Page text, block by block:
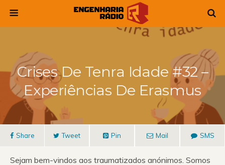
Crises De Tenra Idade #32 –
Experiências De Erasmus
Share Tweet Pin Mail SMS
Sejam bem-vindos aos traumatizados anónimos. Somos